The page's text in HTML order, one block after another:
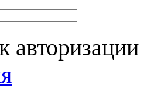
авторизации